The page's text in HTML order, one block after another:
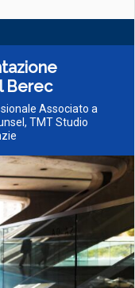
Berec
Associato a
TMT Studio